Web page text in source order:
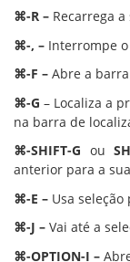
⌘-R – Recarrega
⌘-, – Interrompe
⌘-F – Abre a
⌘-G– Localiza a
na barra de
⌘-SHIFT-G ou
anterior para a
⌘-E – Usa
⌘-J – Vai até a
⌘-OPTION-I –